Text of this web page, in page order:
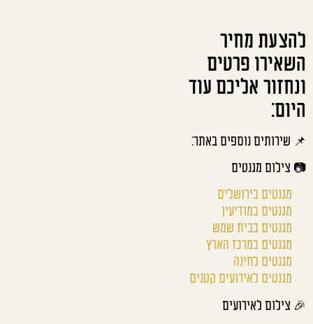
להצעת מחיר
השאירו פרטים
ונחזור אליכם עוד
היום:
📌 שירותים נוספים באתר:
📷 צילום מגנטים
מגנטים בירושלים
מגנטים במודיעין
מגנטים בבית שמש
מגנטים במרכז הארץ
מגנטים לחינה
מגנטים לאירועים קטנים
🎉 צילום לאירועים